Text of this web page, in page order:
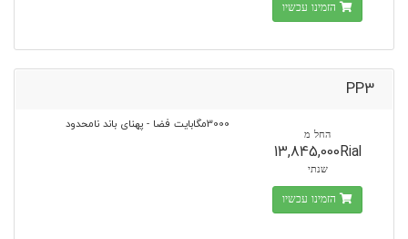
הזמינו עכשיו
PP3
3000مگابایت فضا - پهنای باند نامحدود
החל מ
13,845,000Rial
שנתי
הזמינו עכשיו